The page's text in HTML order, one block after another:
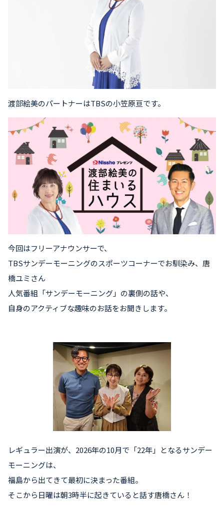
渡部絵美のパートナーはTBSの小笠原亘です。
今回はフリーアナウンサーで、
TBSサンデーモーニングのスポーツコーナーでお馴染み、唐
橋ユミさん
人気番組「サンデーモーニング」の裏側の話や、
自身のアクティブな趣味のお話をお聞きします。
レギュラー出演が、2026年の10月で「22年」となるサンデー
モーニングは、
福島から出てきて最初に決まった番組。
そこから日曜は朝3時半に起きていると話す唐橋さん！